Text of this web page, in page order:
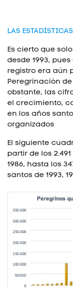
LAS ESTADÍSTICAS
Es cierto que
desde 1993,
registro era aún
Peregrinación
obstante, las
el crecimiento,
en los años
organizados
El siguiente
partir de los
1986, hasta los
santos de 1993,